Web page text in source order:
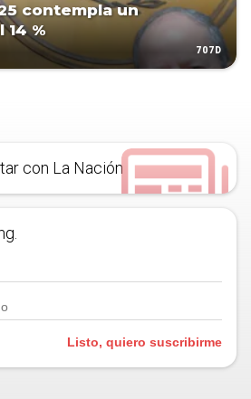
contempla un
%
707D
con La Nación
Listo, quiero suscribirme